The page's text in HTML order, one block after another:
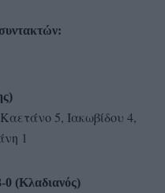
5, Ιακωβίδου 4,
1
(Κλαδιανός)